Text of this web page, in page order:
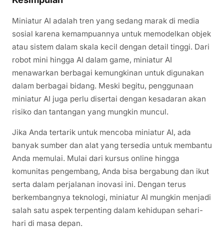
Miniatur AI adalah tren yang sedang marak di media
sosial karena kemampuannya untuk memodelkan objek
atau sistem dalam skala kecil dengan detail tinggi. Dari
robot mini hingga AI dalam game, miniatur AI
menawarkan berbagai kemungkinan untuk digunakan
dalam berbagai bidang. Meski begitu, penggunaan
miniatur AI juga perlu disertai dengan kesadaran akan
risiko dan tantangan yang mungkin muncul.
Jika Anda tertarik untuk mencoba miniatur AI, ada
banyak sumber dan alat yang tersedia untuk membantu
Anda memulai. Mulai dari kursus online hingga
komunitas pengembang, Anda bisa bergabung dan ikut
serta dalam perjalanan inovasi ini. Dengan terus
berkembangnya teknologi, miniatur AI mungkin menjadi
salah satu aspek terpenting dalam kehidupan sehari-
hari di masa depan.